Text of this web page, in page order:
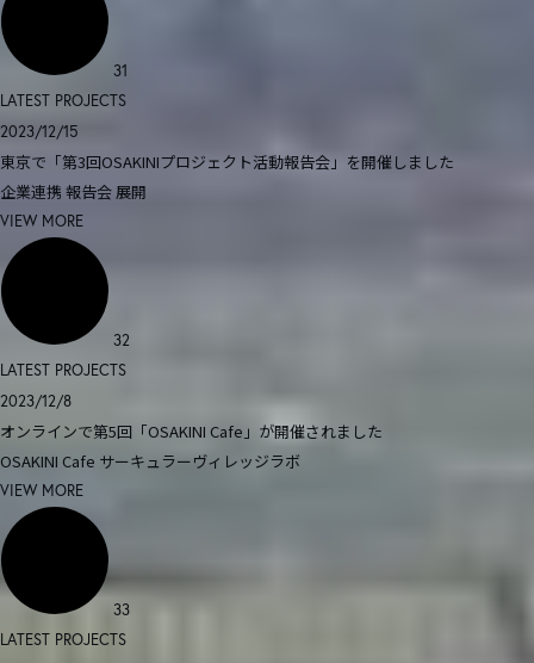
31
LATEST PROJECTS
2023/12/15
東京で「第3回OSAKINIプロジェクト活動報告会」を開催しました
企業連携 報告会展開
VIEW MORE
32
LATEST PROJECTS
2023/12/8
オンラインで第5回「OSAKINI Cafe」が開催されました
OSAKINI Cafe サーキュラーヴィレッジラボ
VIEW MORE
33
LATEST PROJECTS